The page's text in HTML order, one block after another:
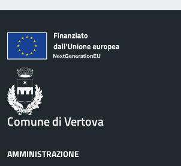
Comune di Vertova
AMMINISTRAZIONE